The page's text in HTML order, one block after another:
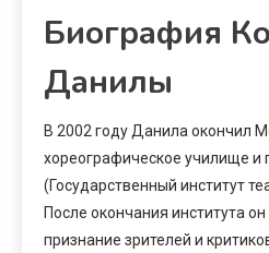
Биография
Данилы
В 2002 году Данила окончил
хореографическое училище и
(Государственный институт
После окончания института
признание зрителей и